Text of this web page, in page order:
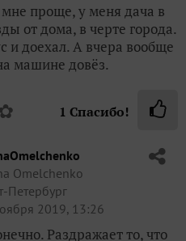
проще, у меня дача в
от дома, в черте города.
и доехал. А вчера вообще
машине довёз.
1 Спасибо!
Omelchenko
Петербург
2019, 13:26
Раздражает то, что